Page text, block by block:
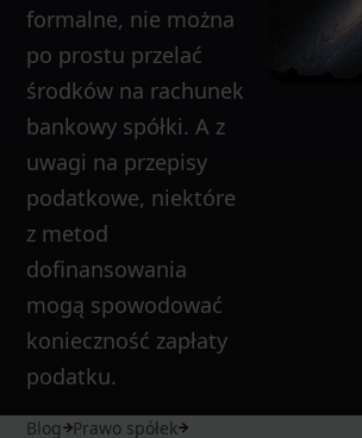
formalne, nie można
po prostu przelać
środków na rachunek
bankowy spółki. A z
uwagi na przepisy
podatkowe, niektóre
z metod
dofinansowania
mogą spowodować
konieczność zapłaty
podatku.
Blog
Prawo spółek